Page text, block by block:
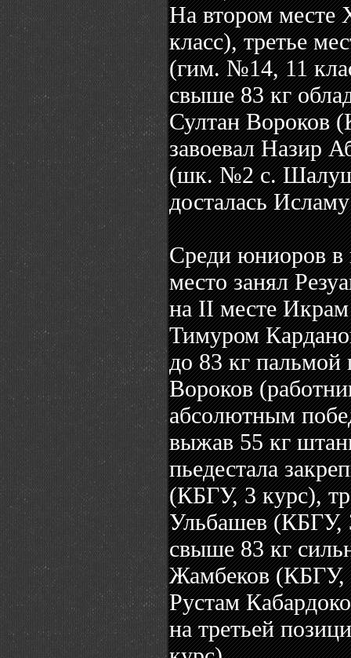
На втором
класс), третье
(гим. №14, 11
свыше 83 кг
Султан Вороков
завоевал Назир
(шк. №2 с.
досталась
Среди юниоров в
место занял
на II месте
Тимуром
до 83 кг пальмой
Вороков
абсолютным
выжав 55 кг
пьедестала
(КБГУ, 3 курс),
Ульбашев (КБГУ,
свыше 83 кг
Жамбеков (КБГУ,
Рустам
на третьей